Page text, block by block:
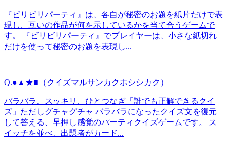
『ビリビリパーティ』は、各自が秘密のお題を紙片だけで表
現し、互いの作品が何を示しているかを当て合うゲームで
す。 『ビリビリパーティ』でプレイヤーは、小さな紙切れ
だけを使って秘密のお題を表現し...
Q.●▲★■（クイズマルサンカクホシシカク）
バラバラ、スッキリ、ひとつなぎ「誰でも正解できるクイ
ズ」ただしグチャグチャ バラバラになったクイズ文を復元
して答える、早押し感覚のパーティクイズゲームです。 ス
イッチを並べ、出題者がカード...